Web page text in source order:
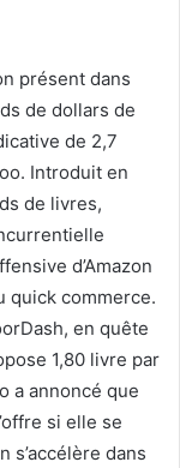
présent dans
de dollars de
de 2,7
Introduit en
de livres,
d’Amazon
quick commerce.
en quête
1,80 livre par
a annoncé que
si elle se
s’accélère dans